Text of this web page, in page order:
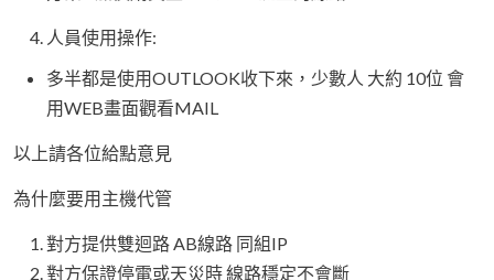
人員使用操作:
多半都是使用OUTLOOK收下來，少數人 大約 10位 會
用WEB畫面觀看MAIL
以上請各位給點意見
為什麼要用主機代管
對方提供雙迴路 AB線路 同組IP
對方保證停電或天災時 線路穩定不會斷